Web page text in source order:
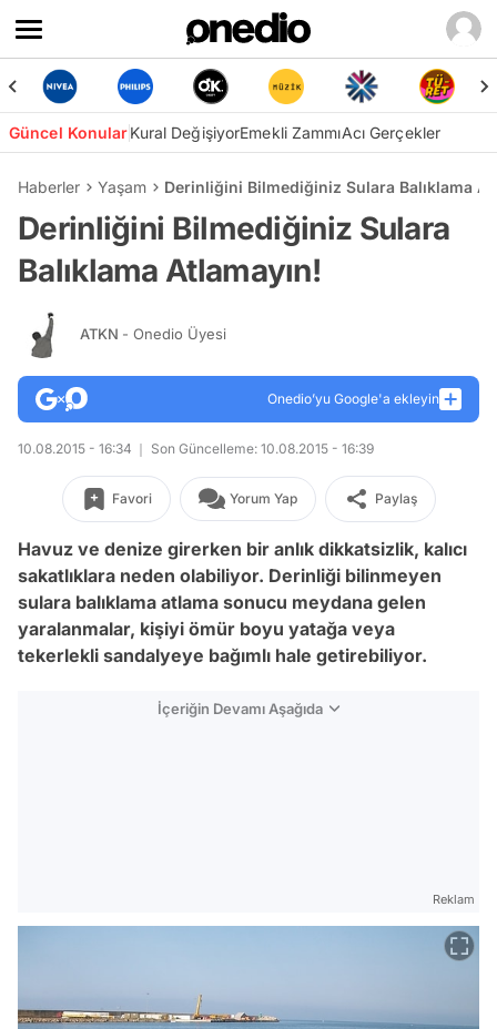
Güncel KonularKural DeğişiyorEmekli ZammıAcı Gerçekler
Haberler Yaşam Derinliğini Bilmediğiniz Sulara Balıklama
Derinliğini Bilmediğiniz Sulara
Balıklama Atlamayın!
ATKN - Onedio Üyesi
Onedio’yu Google'a ekleyin
10.08.2015 - 16:34 Son Güncelleme: 10.08.2015 - 16:39
Favori Yorum Yap Paylaş
Havuz ve denize girerken bir anlık dikkatsizlik, kalıcı
sakatlıklara neden olabiliyor. Derinliği bilinmeyen
sulara balıklama atlama sonucu meydana gelen
yaralanmalar, kişiyi ömür boyu yatağa veya
tekerlekli sandalyeye bağımlı hale getirebiliyor.
İçeriğin Devamı Aşağıda
Reklam